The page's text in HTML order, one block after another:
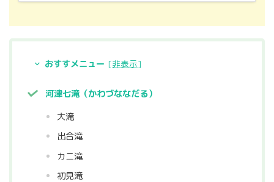
おすすメニュー [非表示]
河津七滝（かわづななだる）
大滝
出合滝
カニ滝
初見滝